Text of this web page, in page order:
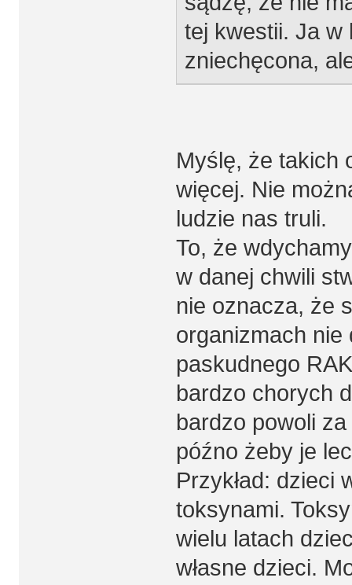
tej kwestii. Ja w
zniechęcona,
Myślę, że takich
więcej. Nie
ludzie nas truli.
To, że
w danej chwili
nie oznacza, że
organizmach nie
paskudnego
bardzo chorych
bardzo powoli
późno żeby je
Przykład: dzieci
toksynami.
wielu latach
własne dzieci.